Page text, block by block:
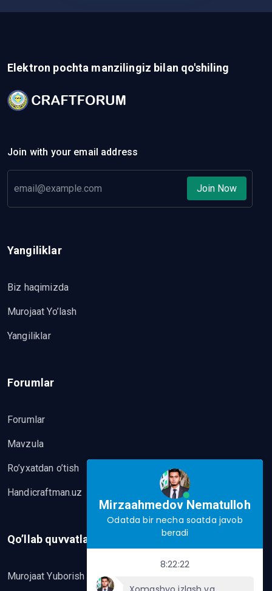
Elektron pochta manzilingiz bilan qo'shiling
Join with your email address
Join Now
Yangiliklar
Biz haqimizda
Murojaat Yo’lash
Yangiliklar
Forumlar
Forumlar
Mavzula
Ro’yxatdan o’tish
Handicraftman.uz
Qo’llab quvvatlash
Murojaat Yuborish
Mirzaahmedov Nematulloh
Odatda bir necha soatda javob
beradi
8:22:22